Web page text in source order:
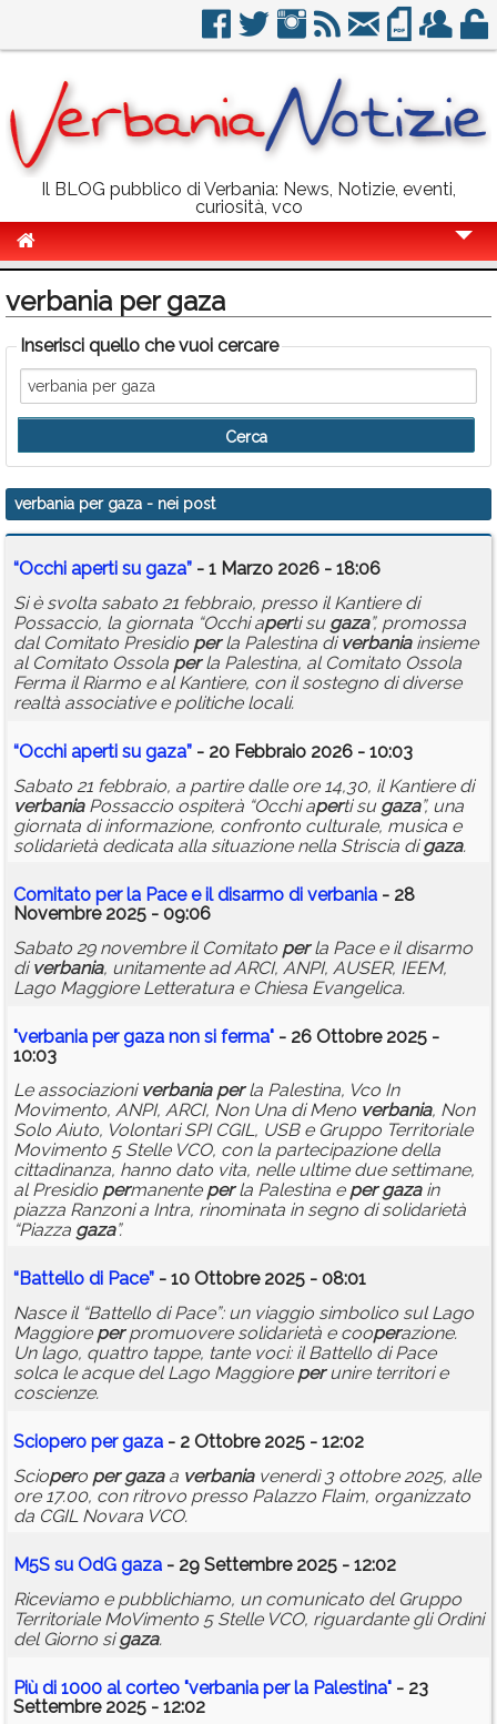
Il BLOG pubblico di Verbania: News, Notizie, eventi,
curiosità, vco
Politica
Sport
Eventi
Info Utili
Rubriche
Calendario
Annunci
verbania per gaza
Inserisci quello che vuoi cercare
verbania per gaza - nei post
“Occhi aperti su gaza” - 1 Marzo 2026 - 18:06
Si è svolta sabato 21 febbraio, presso il Kantiere di
Possaccio, la giornata “Occhi aperti su gaza”, promossa
dal Comitato Presidio perla Palestina di verbaniainsieme
al Comitato Ossola perla Palestina, al Comitato Ossola
Ferma il Riarmo e al Kantiere, con il sostegno di diverse
realtà associative e politiche locali.
“Occhi aperti su gaza” - 20 Febbraio 2026 - 10:03
Sabato 21 febbraio, a partire dalle ore 14,30, il Kantiere di
verbaniaPossaccio ospiterà “Occhi aperti su gaza”, una
giornata di informazione, confronto culturale, musica e
solidarietà dedicata alla situazione nella Striscia digaza.
Comitato perla Pace e il disarmo di verbania - 28
Novembre 2025 - 09:06
Sabato 29 novembre il Comitato perla Pace e il disarmo
di verbania, unitamente ad ARCI, ANPI, AUSER, IEEM,
Lago Maggiore Letteratura e Chiesa Evangelica.
"verbania per gaza non si ferma" - 26 Ottobre 2025 -
10:03
Le associazioni verbania perla Palestina, Vco In
Movimento, ANPI, ARCI, Non Una di Meno verbania, Non
Solo Aiuto, Volontari SPI CGIL, USB e Gruppo Territoriale
Movimento 5 Stelle VCO, con la partecipazione della
cittadinanza, hanno dato vita, nelle ultime due settimane,
al Presidio permanente perla Palestina e per gazain
piazza Ranzoni a Intra, rinominata in segno di solidarietà
“Piazza gaza”.
“Battello di Pace” - 10 Ottobre 2025 - 08:01
Nasce il “Battello di Pace”: un viaggio simbolico sul Lago
Maggiore perpromuovere solidarietà e cooperazione.
Un lago, quattro tappe, tante voci: il Battello di Pace
solca le acque del Lago Maggiore perunire territori e
coscienze.
Sciopero per gaza - 2 Ottobre 2025 - 12:02
Sciopero per gazaa verbaniavenerdì 3 ottobre 2025, alle
ore 17.00, con ritrovo presso Palazzo Flaim, organizzato
da CGIL Novara VCO.
M5S su OdG gaza - 29 Settembre 2025 - 12:02
Riceviamo e pubblichiamo, un comunicato del Gruppo
Territoriale MoVimento 5 Stelle VCO, riguardante gli Ordini
del Giorno sigaza.
Più di 1000 al corteo "verbania perla Palestina" - 23
Settembre 2025 - 12:02